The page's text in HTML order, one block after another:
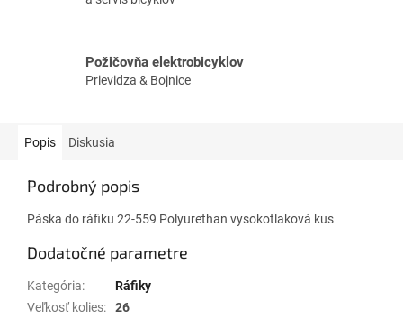
Požičovňa elektrobicyklov
Prievidza & Bojnice
Popis Diskusia
Podrobný popis
Páska do ráfiku 22-559 Polyurethan vysokotlaková kus
Dodatočné parametre
Kategória:
Ráfiky
Veľkosť kolies: 26